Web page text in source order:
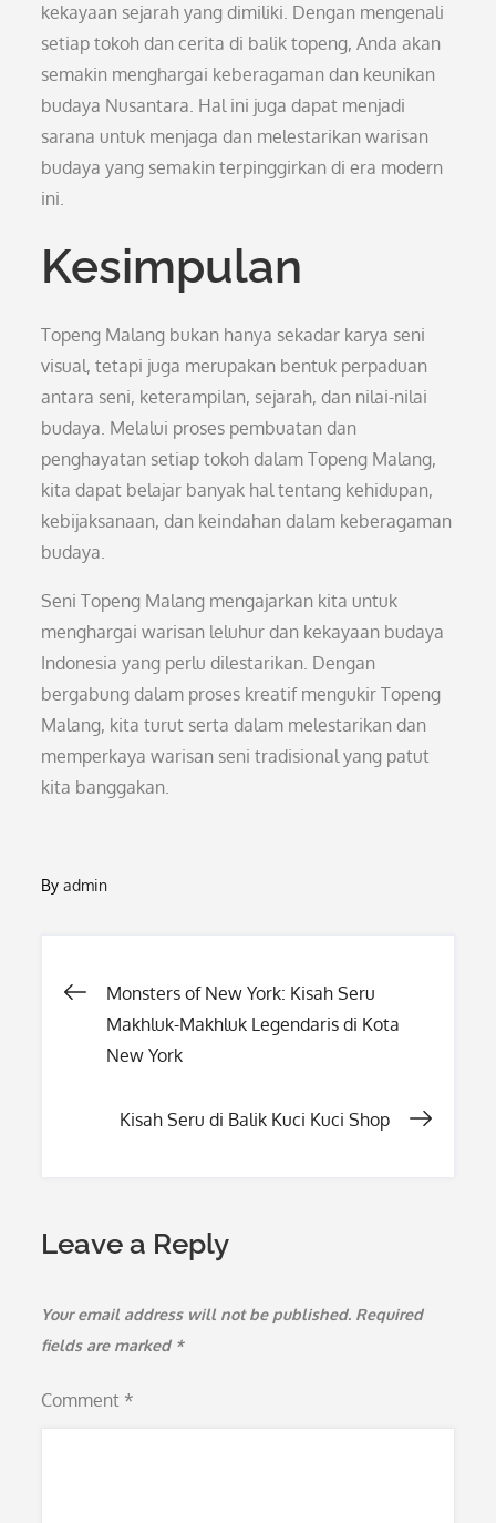
kekayaan sejarah yang dimiliki. Dengan mengenali
setiap tokoh dan cerita di balik topeng, Anda akan
semakin menghargai keberagaman dan keunikan
budaya Nusantara. Hal ini juga dapat menjadi
sarana untuk menjaga dan melestarikan warisan
budaya yang semakin terpinggirkan di era modern
ini.
Kesimpulan
Topeng Malang bukan hanya sekadar karya seni
visual, tetapi juga merupakan bentuk perpaduan
antara seni, keterampilan, sejarah, dan nilai-nilai
budaya. Melalui proses pembuatan dan
penghayatan setiap tokoh dalam Topeng Malang,
kita dapat belajar banyak hal tentang kehidupan,
kebijaksanaan, dan keindahan dalam keberagaman
budaya.
Seni Topeng Malang mengajarkan kita untuk
menghargai warisan leluhur dan kekayaan budaya
Indonesia yang perlu dilestarikan. Dengan
bergabung dalam proses kreatif mengukir Topeng
Malang, kita turut serta dalam melestarikan dan
memperkaya warisan seni tradisional yang patut
kita banggakan.
Byadmin
Post
navigation
Monsters of New York: Kisah Seru
Makhluk-Makhluk Legendaris di Kota
New York
Kisah Seru di Balik Kuci Kuci Shop
Leave a Reply
Your email address will not be published. Required
fields are marked *
Comment *